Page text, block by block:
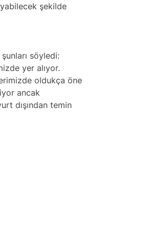
şekilde
söyledi:
yer alıyor.
oldukça öne
ancak
dışından temin